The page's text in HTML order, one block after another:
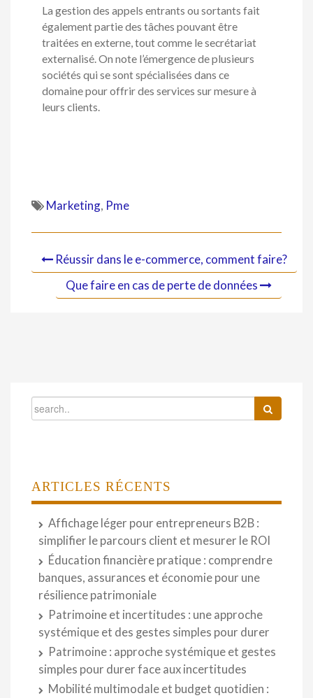
La gestion des appels entrants ou sortants fait
également partie des tâches pouvant être
traitées en externe, tout comme le secrétariat
externalisé. On note l’émergence de plusieurs
sociétés qui se sont spécialisées dans ce
domaine pour offrir des services sur mesure à
leurs clients.
Marketing, Pme
Réussir dans le e-commerce, comment faire?
Que faire en cas de perte de données
ARTICLES RÉCENTS
Affichage léger pour entrepreneurs B2B :
simplifier le parcours client et mesurer le ROI
Éducation financière pratique : comprendre
banques, assurances et économie pour une
résilience patrimoniale
Patrimoine et incertitudes : une approche
systémique et des gestes simples pour durer
Patrimoine : approche systémique et gestes
simples pour durer face aux incertitudes
Mobilité multimodale et budget quotidien :